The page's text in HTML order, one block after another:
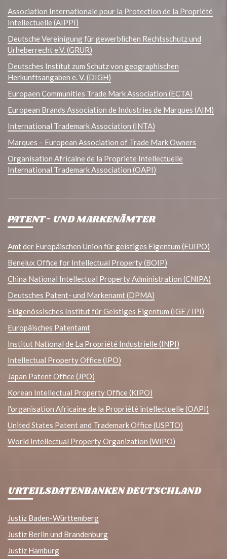
Association Internationale pour la Protection de la Propriété
Intellectuelle (AIPPI)
Deutsche Vereinigung für gewerblichen Rechtsschutz und
Urheberrecht e.V. (GRUR)
Deutsches Institut zum Schutz von geographischen
Herkunftsangaben e. V. (DIGH)
Europaen Communities Trade Mark Association (ECTA)
European Brands Association de Industries de Marques (AIM)
International Trademark Association (INTA)
Marques – European Association of Trade Mark Owners
Organisation Africaine de la Propriete Intellectuelle
International Trademark Association (OAPI)
PATENT- UND MARKENÄMTER
Amt der Europäischen Union für geistiges Eigentum (EUIPO)
Benelux Office for Intellectual Property (BOIP)
China National Intellectual Property Administration (CNIPA)
Deutsches Patent- und Markenamt (DPMA)
Eidgenössisches Institut für Geistiges Eigentum (IGE / IPI)
Europäisches Patentamt
Institut National de La Propriété Industrielle (INPI)
Intellectual Property Office (IPO)
Japan Patent Office (JPO)
Korean Intellectual Property Office (KIPO)
l'organisation Africaine de la Propriété intellectuelle (OAPI)
United States Patent and Trademark Office (USPTO)
World Intellectual Property Organization (WIPO)
URTEILSDATENBANKEN DEUTSCHLAND
Justiz Baden-Württemberg
Justiz Berlin und Brandenburg
Justiz Hamburg